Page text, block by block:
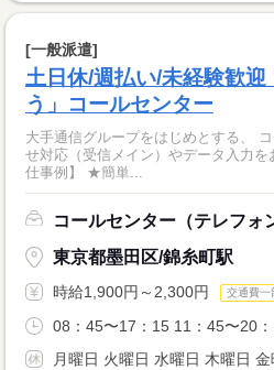
[一般派遣]
土日休/週払い/未経験歓
う」コールセンター
大手通信グループをはじめとする、
せ対応（受信メイン）やデータ入力をお任せし
仕事例】 ★簡単...
コールセンター（テレフォ
東京都墨田区/錦糸町駅
時給1,900円～2,300円 交通費一
08：45〜17：15 11：45〜20
月曜日 火曜日 水曜日 木曜日